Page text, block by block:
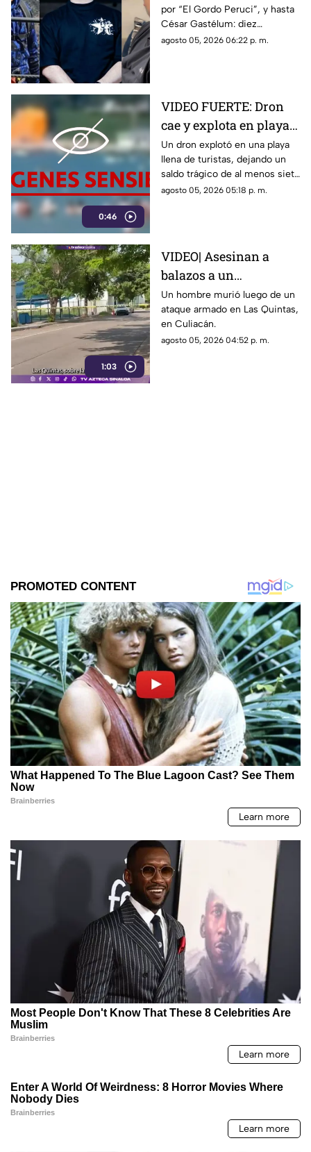
as3sin4dos por la
guerra entre Los
Chapitos y La Mayiza
por “El Gordo Peruci”, y hasta
César Gastélum: diez
influencers han sido
agosto 05, 2026 06:22 p. m.
0:46
VIDEO FUERTE: Dron
cae y explota en playa
repleta de turistas, hay
varios muertos y
heridos
Un dron explotó en una playa
llena de turistas, dejando un
saldo trágico de al menos siete
muertos, entre ellos tres
agosto 05, 2026 05:18 p. m.
1:03
VIDEO| Asesinan a
balazos a un
automovilista en Las
Quintas, en Culiacán
Un hombre murió luego de un
ataque armado en Las Quintas,
en Culiacán.
agosto 05, 2026 04:52 p. m.